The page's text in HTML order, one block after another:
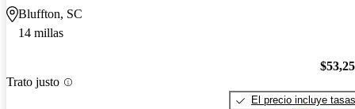
Bluffton, SC
14 millas
Trato justo
El precio incluye tasas